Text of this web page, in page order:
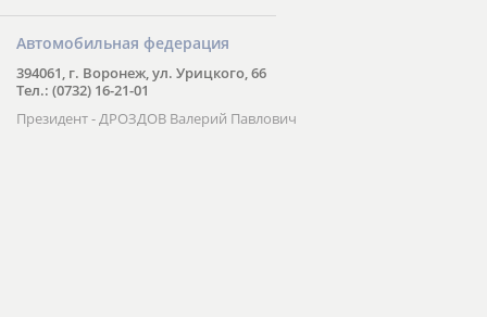
Автомобильная федерация
394061, г. Воронеж, ул. Урицкого, 66
Тел.: (0732) 16-21-01
Президент - ДРОЗДОВ Валерий Павлович